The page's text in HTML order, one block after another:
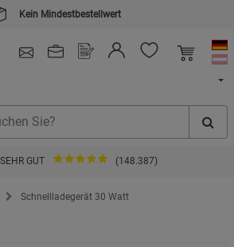
Kein Mindestbestellwert
GUT (148.387)
Online-Shop
Schnellladegerät 30 Watt